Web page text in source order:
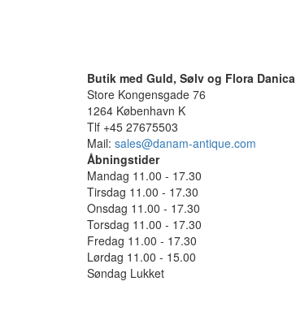
Butik med Guld, Sølv og Flora Danica
Store Kongensgade 76
1264 København K
Tlf +45 27675503
Mail: sales@danam-antique.com
Åbningstider
Mandag 11.00 - 17.30
Tirsdag 11.00 - 17.30
Onsdag 11.00 - 17.30
Torsdag 11.00 - 17.30
Fredag 11.00 - 17.30
Lørdag 11.00 - 15.00
Søndag Lukket